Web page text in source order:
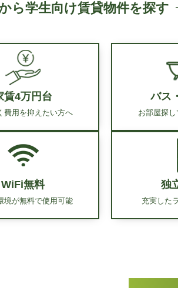
ら学生向け賃貸物件を探す
賃4万円台
費用を抑えたい方へ
バス
お部屋探
WiFi無料
境が無料で使用可能
独
充実した